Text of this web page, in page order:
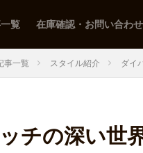
覧 在庫確認・お問い合わせ
事一覧 スタイル紹介 ダイ
チの深い世